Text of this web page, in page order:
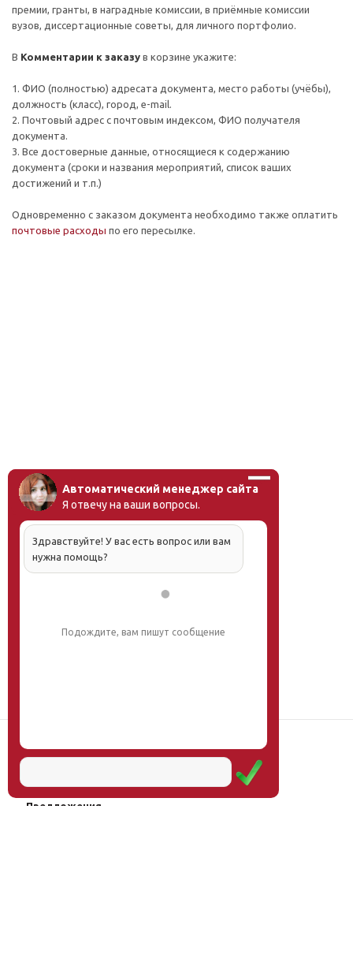
премии, гранты, в наградные комиссии, в приёмные комиссии
вузов, диссертационные советы, для личного портфолио.
В Комментарии к заказу в корзине укажите:
1. ФИО (полностью) адресата документа, место работы (учёбы),
должность (класс), город, e-mail.
2. Почтовый адрес c почтовым индексом, ФИО получателя
документа.
3. Все достоверные данные, относящиеся к содержанию
документа (сроки и названия мероприятий, список ваших
достижений и т.п.)
Одновременно с заказом документа необходимо также оплатить
почтовые расходы по его пересылке.
Научная школа
Услуги
Предложения
Автоматический менеджер сайта
Я отвечу на ваши вопросы.
Здравствуйте! У вас есть вопрос или вам
нужна помощь?
Подождите, вам пишут сообщение